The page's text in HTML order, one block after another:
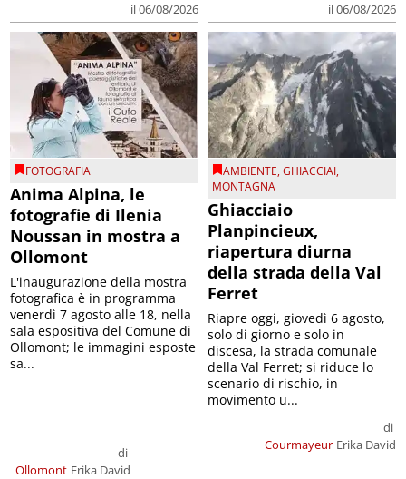
il 06/08/2026 il 06/08/2026
FOTOGRAFIA
Anima Alpina, le
fotografie di Ilenia
Noussan in mostra a
Ollomont
Ollomont
di
Erika David
L'inaugurazione della mostra
fotografica è in programma
venerdì 7 agosto alle 18, nella
sala espositiva del Comune di
Ollomont; le immagini esposte
sa...
AMBIENTE,GHIACCIAI,
MONTAGNA
Ghiacciaio
Planpincieux,
riapertura diurna
della strada della Val
Ferret
Courmayeur
di
Erika David
Riapre oggi, giovedì 6 agosto,
solo di giorno e solo in
discesa, la strada comunale
della Val Ferret; si riduce lo
scenario di rischio, in
movimento u...